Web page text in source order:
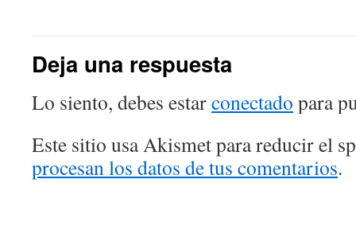
Deja una respuesta
Lo siento, debes estarconectado para
Este sitio usa Akismet para reducir el
procesan los datos de tus comentarios.